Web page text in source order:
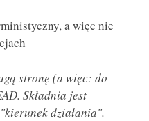
a więc nie
stronę (a więc: do
Składnia jest
działania".